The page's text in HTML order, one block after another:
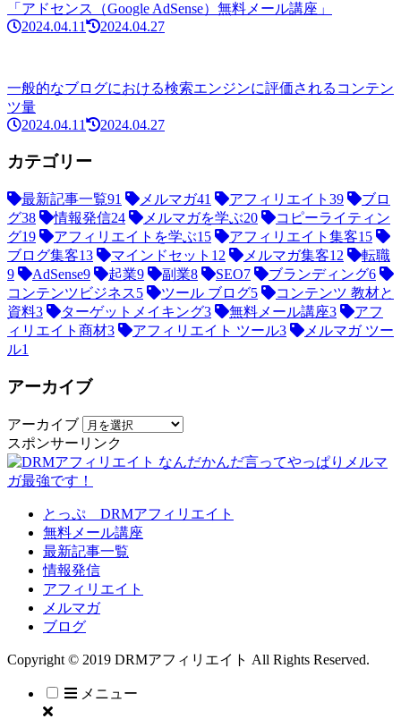
「アドセンス（Google AdSense）無料メール講座」
2024.04.11
2024.04.27
一般的なブログにおける検索エンジンに評価されるコンテン
ツ量
2024.04.11
2024.04.27
カテゴリー
最新記事一覧91 メルマガ41 アフィリエイト 39
ブロ
グ38 情報発信24 メルマガを学ぶ20
コピーライティン
グ19 アフィリエイトを学ぶ15 アフィリエイト集客15
ブログ集客13 マインドセット 12 メルマガ集客12
転職
9
AdSense9 起業9 副業8 SEO7 ブランディング6
コンテンツビジネス5 ツール ブログ5
コンテンツ 教材と
資料3 ターゲットメイキング3 無料メール講座3
アフ
ィリエイト商材3 アフィリエイト ツール3
メルマガ ツー
ル1
アーカイブ
アーカイブ
スポンサーリンク
とっぷ DRMアフィリエイト
無料メール講座
最新記事一覧
情報発信
アフィリエイト
メルマガ
ブログ
Copyright © 2019 DRMアフィリエイト All Rights Reserved.
メニュー